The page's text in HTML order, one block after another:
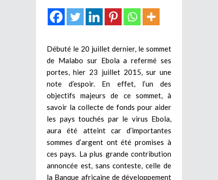
Débuté le 20 juillet dernier, le sommet
de Malabo sur Ebola a refermé ses
portes, hier 23 juillet 2015, sur une
note d’espoir. En effet, l’un des
objectifs majeurs de ce sommet, à
savoir la collecte de fonds pour aider
les pays touchés par le virus Ebola,
aura été atteint car d’importantes
sommes d’argent ont été promises à
ces pays. La plus grande contribution
annoncée est, sans conteste, celle de
la Banque africaine de développement